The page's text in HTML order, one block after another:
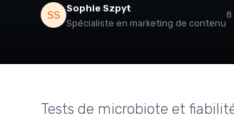
Sophie Szpyt
Spécialiste en marketing de contenu
8
Tests de microbiote et